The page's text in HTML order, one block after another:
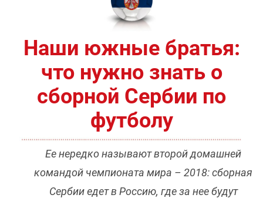
Наши южные братья:
что нужно знать о
сборной Сербии по
футболу
Ее нередко называют второй домашней
командой чемпионата мира – 2018: сборная
Сербии едет в Россию, где за нее будут